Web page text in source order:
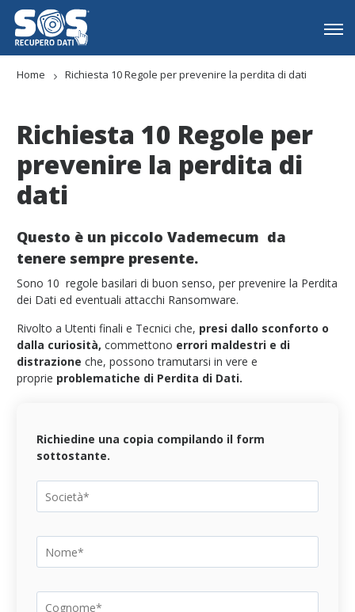
Home Richiesta 10 Regole per prevenire la perdita di dati
Richiesta 10 Regole per
prevenire la perdita di
dati
Questo è un piccolo Vademecum da
tenere sempre presente.
Sono 10 regole basilari di buon senso, per prevenire la Perdita
dei Dati ed eventuali attacchi Ransomware.
Rivolto a Utenti finali e Tecnici che, presi dallo sconforto o
dalla curiosità, commettono errori maldestri e di
distrazione che, possono tramutarsi in vere e
proprie problematiche di Perdita di Dati.
Richiedine una copia compilando il form
sottostante.